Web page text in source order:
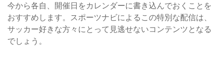
今から各自、開催日をカレンダーに書き込んでおくことを
おすすめします。スポーツナビによるこの特別な配信は、
サッカー好きな方々にとって見逃せないコンテンツとなる
でしょう。